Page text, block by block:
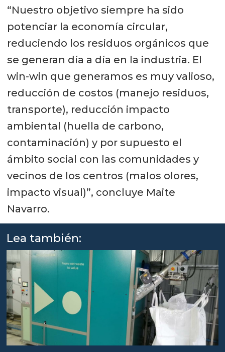
“Nuestro objetivo siempre ha sido
potenciar la economía circular,
reduciendo los residuos orgánicos que
se generan día a día en la industria. El
win-win que generamos es muy valioso,
reducción de costos (manejo residuos,
transporte), reducción impacto
ambiental (huella de carbono,
contaminación) y por supuesto el
ámbito social con las comunidades y
vecinos de los centros (malos olores,
impacto visual)”, concluye Maite
Navarro.
Lea también: